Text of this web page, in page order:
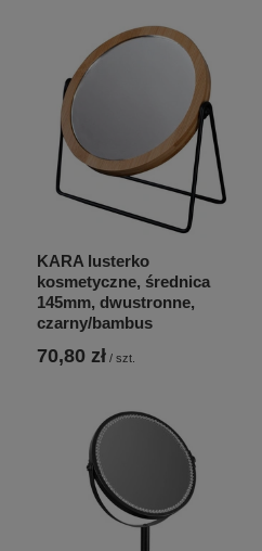
KARA lusterko
kosmetyczne, średnica
145mm, dwustronne,
czarny/bambus
70,80 zł / szt.